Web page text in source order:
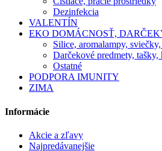
Dezinfekcia
VALENTÍN
EKO DOMÁCNOSŤ,
Silice, aromalampy,
Darčekové predmety, tašky,
Ostatné
PODPORA IMUNITY
ZIMA
Informácie
Akcie a zľavy
Najpredávanejšie